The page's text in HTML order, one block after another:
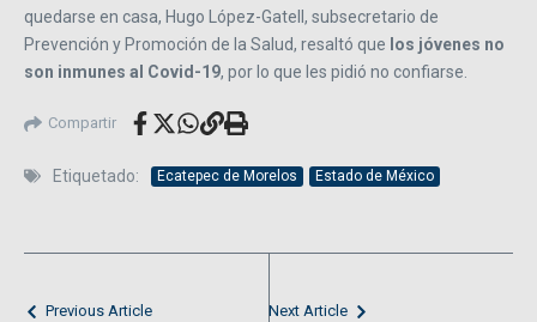
quedarse en casa, Hugo López-Gatell, subsecretario de
Prevención y Promoción de la Salud, resaltó que los jóvenes no
son inmunes al Covid-19, por lo que les pidió no confiarse.
Compartir
Etiquetado: Ecatepec de Morelos Estado de México
Previous Article Next Article